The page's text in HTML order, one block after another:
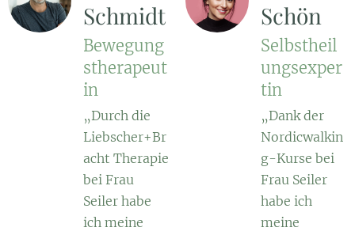
Schmidt
Bewegung
stherapeut
in
„Durch die
Liebscher+Br
acht Therapie
bei Frau
Seiler habe
ich meine
Schön
Selbstheil
ungsexper
tin
„Dank der
Nordicwalkin
g-Kurse bei
Frau Seiler
habe ich
meine